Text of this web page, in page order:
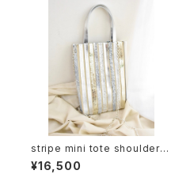
stripe mini tote shoulder （
silver ）– みなも –
¥16,500